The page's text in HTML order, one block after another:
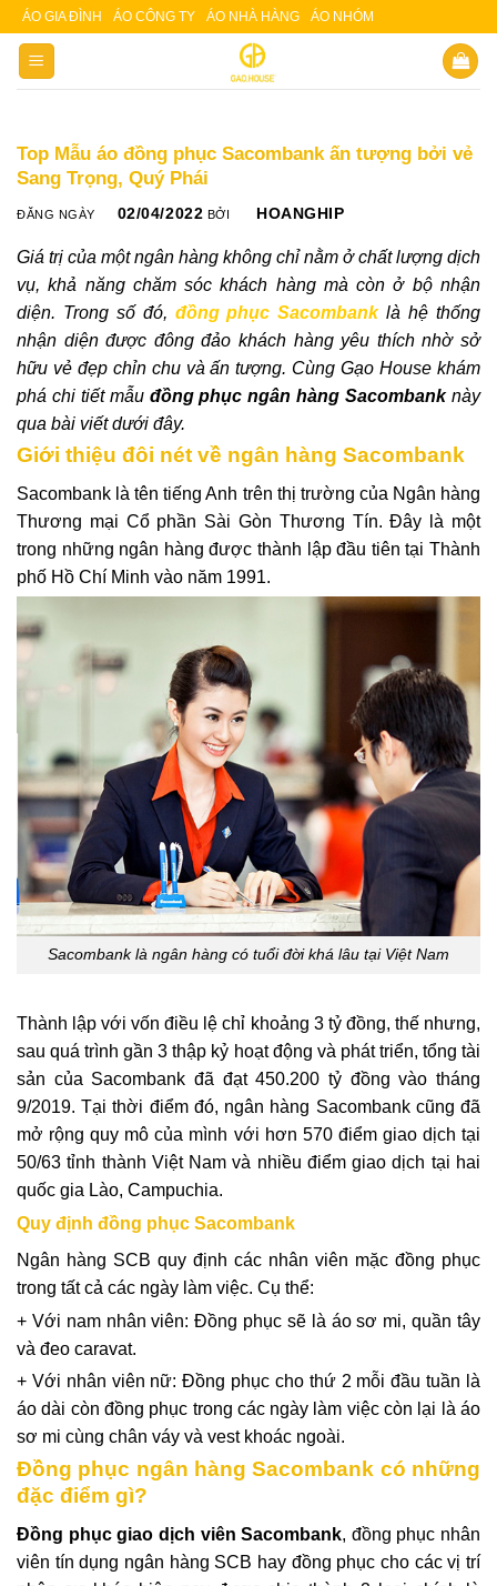
Skip
content
ÁO GIA ĐÌNH ÁO CÔNG TY ÁO NHÀ HÀNG ÁO NHÓM
Top Mẫu áo đồng phục Sacombank ấn tượng bởi vẻ
Sang Trọng, Quý Phái
ĐĂNG NGÀY 02/04/2022 BỞI HOANGHIP
Giá trị của một ngân hàng không chỉ nằm ở chất lượng dịch
vụ, khả năng chăm sóc khách hàng mà còn ở bộ nhận
diện. Trong số đó, đồng phục Sacombank là hệ thống
nhận diện được đông đảo khách hàng yêu thích nhờ sở
hữu vẻ đẹp chỉn chu và ấn tượng. Cùng Gạo House khám
phá chi tiết mẫu đồng phục ngân hàng Sacombanknày
qua bài viết dưới đây.
Giới thiệu đôi nét về ngân hàng Sacombank
Sacombank là tên tiếng Anh trên thị trường của Ngân hàng
Thương mại Cổ phần Sài Gòn Thương Tín. Đây là một
trong những ngân hàng được thành lập đầu tiên tại Thành
phố Hồ Chí Minh vào năm 1991.
Sacombank là ngân hàng có tuổi đời khá lâu tại Việt Nam
Thành lập với vốn điều lệ chỉ khoảng 3 tỷ đồng, thế nhưng,
sau quá trình gần 3 thập kỷ hoạt động và phát triển, tổng tài
sản của Sacombank đã đạt 450.200 tỷ đồng vào tháng
9/2019. Tại thời điểm đó, ngân hàng Sacombank cũng đã
mở rộng quy mô của mình với hơn 570 điểm giao dịch tại
50/63 tỉnh thành Việt Nam và nhiều điểm giao dịch tại hai
quốc gia Lào, Campuchia.
Quy định đồng phục Sacombank
Ngân hàng SCB quy định các nhân viên mặc đồng phục
trong tất cả các ngày làm việc. Cụ thể:
+ Với nam nhân viên: Đồng phục sẽ là áo sơ mi, quần tây
và đeo caravat.
+ Với nhân viên nữ: Đồng phục cho thứ 2 mỗi đầu tuần là
áo dài còn đồng phục trong các ngày làm việc còn lại là áo
sơ mi cùng chân váy và vest khoác ngoài.
Đồng phục ngân hàng Sacombank có những
đặc điểm gì?
Đồng phục giao dịch viên Sacombank, đồng phục nhân
viên tín dụng ngân hàng SCB hay đồng phục cho các vị trí